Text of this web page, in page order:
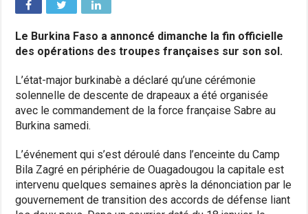
Le Burkina Faso a annoncé dimanche la fin officielle
des opérations des troupes françaises sur son sol.
L’état-major burkinabè a déclaré qu’une cérémonie
solennelle de descente de drapeaux a été organisée
avec le commandement de la force française Sabre au
Burkina samedi.
L’événement qui s’est déroulé dans l’enceinte du Camp
Bila Zagré en périphérie de Ouagadougou la capitale est
intervenu quelques semaines après la dénonciation par le
gouvernement de transition des accords de défense liant